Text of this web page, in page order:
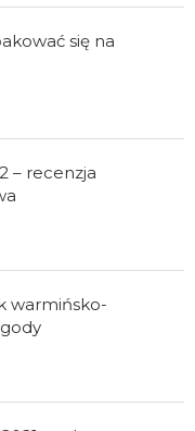
się na
– recenzja
warmińsko-